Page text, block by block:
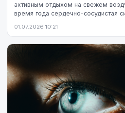
активным отдыхом на свежем
время года сердечно-сосудистая
01.07.2026 10:21